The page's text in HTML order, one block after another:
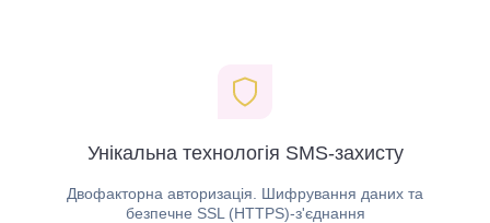
Унікальна технологія SMS-захисту
Двофакторна авторизація. Шифрування даних та
безпечне SSL (HTTPS)-з'єднання